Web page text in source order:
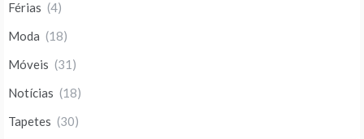
Férias (4)
Moda (18)
Móveis (31)
Notícias (18)
Tapetes (30)